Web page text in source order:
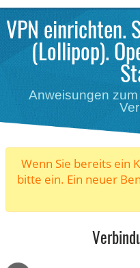
VPN einrichten.
(Lollipop).
Anweisungen
Wenn Sie bereits ein
bitte ein. Ein neuer